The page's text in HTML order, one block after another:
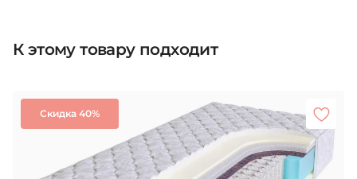
К этому товару подходит
Скидка 40%